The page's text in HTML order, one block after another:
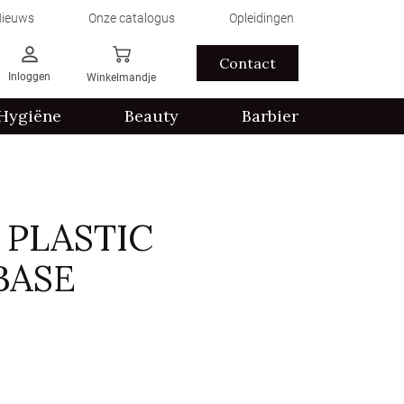
Onze catalogus Opleidingen
Inloggen Winkelmandje
Contact
Beauty Barbier